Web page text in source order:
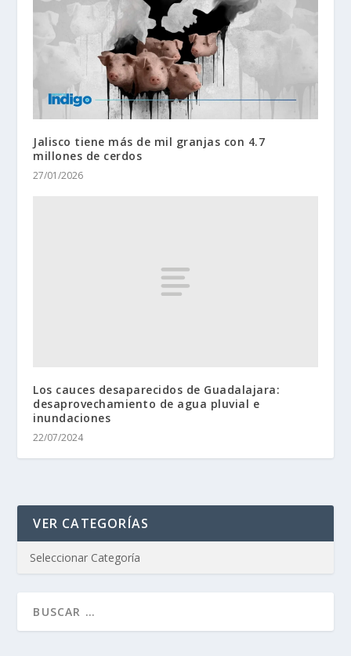
Jalisco tiene más de mil granjas con 4.7
millones de cerdos
27/01/2026
Los cauces desaparecidos de Guadalajara:
desaprovechamiento de agua pluvial e
inundaciones
22/07/2024
VER CATEGORÍAS